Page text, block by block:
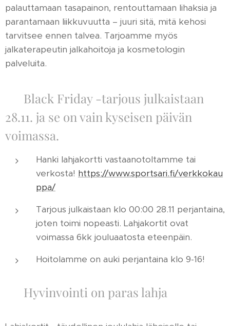
palauttamaan tasapainon, rentouttamaan lihaksia ja
parantamaan liikkuvuutta – juuri sitä, mitä kehosi
tarvitsee ennen talvea. Tarjoamme myös
jalkaterapeutin jalkahoitoja ja kosmetologin
palveluita.
💸 Black Friday -tarjous julkaistaan
28.11. ja se on vain kyseisen päivän
voimassa.
Hanki lahjakortti vastaanotoltamme tai
verkosta! https://www.sportsari.fi/verkkokau
ppa/
Tarjous julkaistaan klo 00:00 28.11 perjantaina,
joten toimi nopeasti. Lahjakortit ovat
voimassa 6kk jouluaatosta eteenpäin.
Hoitolamme on auki perjantaina klo 9-16!
🎁 Hyvinvointi on paras lahja